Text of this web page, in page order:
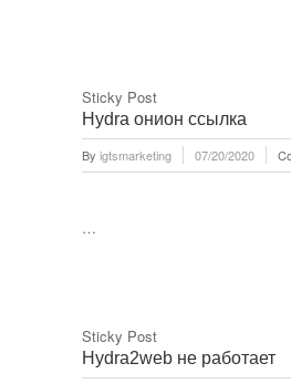
Sticky Post
Hydra онион ссылка
By igtsmarketing 07/20/2020
…
Sticky Post
Hydra2web не работает